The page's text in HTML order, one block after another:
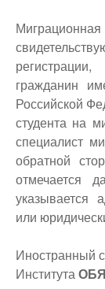
гражданин
Российской
студента на
специалист
обратной
отмечается
указывается
или
Иностранный
Института